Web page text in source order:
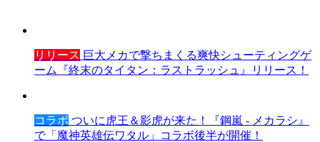
リリース 巨大メカで撃ちまくる爽快シューティングゲ
ーム『終末のタイタン：ラストラッシュ』リリース！
コラボ ついに虎王＆影虎が来た！『鋼嵐 - メカラシ』
で「魔神英雄伝ワタル」コラボ後半が開催！